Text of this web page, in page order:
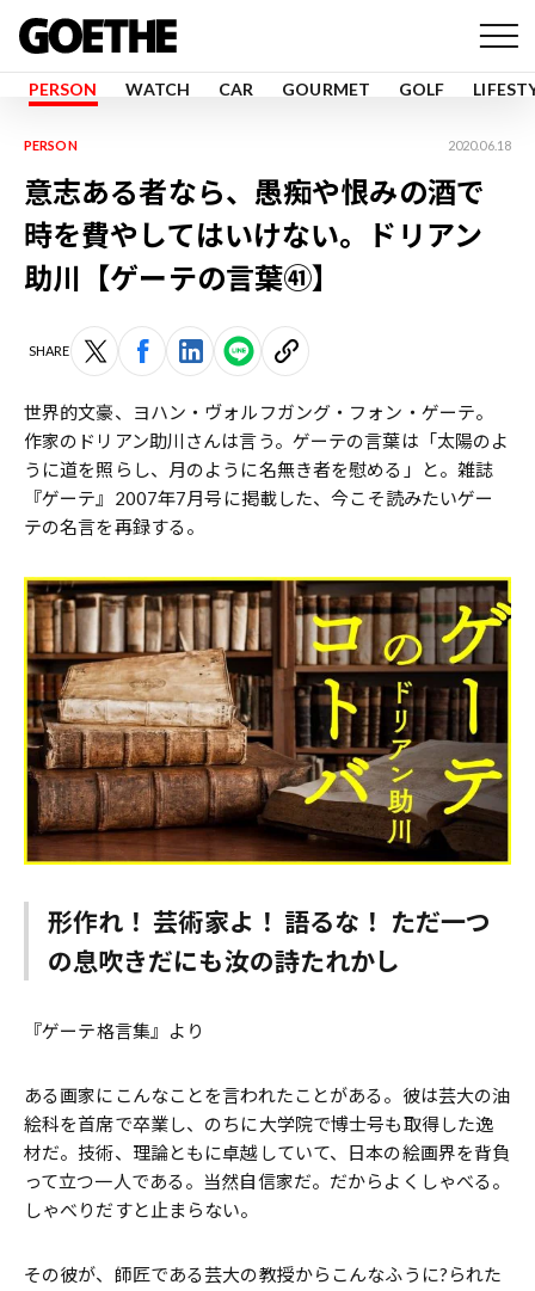
PERSON WATCH CAR GOURMET GOLF
PERSON 2020.06.18
意志ある者なら、愚痴や恨みの酒で
時を費やしてはいけない。ドリアン
助川【ゲーテの言葉㊶】
SHARE
世界的文豪、ヨハン・ヴォルフガング・フォン・ゲーテ。
作家のドリアン助川さんは言う。ゲーテの言葉は「太陽のよ
うに道を照らし、月のように名無き者を慰める」と。雑誌
『ゲーテ』2007年7月号に掲載した、今こそ読みたいゲー
テの名言を再録する。
形作れ！ 芸術家よ！ 語るな！ ただ一つ
の息吹きだにも汝の詩たれかし
――『ゲーテ格言集』より
ある画家にこんなことを言われたことがある。彼は芸大の油
絵科を首席で卒業し、のちに大学院で博士号も取得した逸
材だ。技術、理論ともに卓越していて、日本の絵画界を背負
って立つ一人である。当然自信家だ。だからよくしゃべる。
しゃべりだすと止まらない。
その彼が、師匠である芸大の教授からこんなふうに?られた